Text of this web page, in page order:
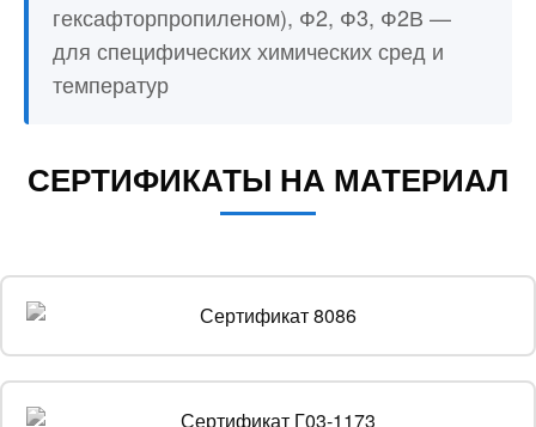
гексафторпропиленом), Ф2, Ф3, Ф2В —
для специфических химических сред и
температур
СЕРТИФИКАТЫ НА МАТЕРИАЛ